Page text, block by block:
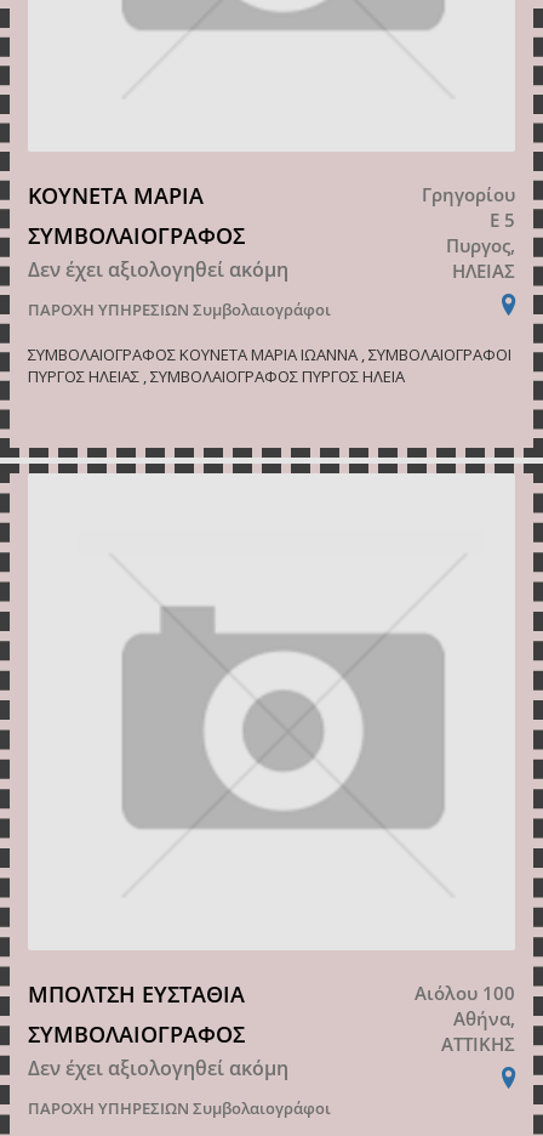
ΚΟΥΝΕΤΑ ΜΑΡΙΑ
ΣΥΜΒΟΛΑΙΟΓΡΑΦΟΣ
Δεν έχει αξιολογηθεί ακόμη
ΠΑΡΟΧΗ ΥΠΗΡΕΣΙΩΝ Συμβολαιογράφοι
Γρηγορίου
Ε 5
Πυργος,
ΗΛΕΙΑΣ
ΣΥΜΒΟΛΑΙΟΓΡΑΦΟΣ ΚΟΥΝΕΤΑ ΜΑΡΙΑ ΙΩΑΝΝΑ , ΣΥΜΒΟΛΑΙΟΓΡΑΦΟΙ
ΠΥΡΓΟΣ ΗΛΕΙΑΣ , ΣΥΜΒΟΛΑΙΟΓΡΑΦΟΣ ΠΥΡΓΟΣ ΗΛΕΙΑ
ΜΠΟΛΤΣΗ ΕΥΣΤΑΘΙΑ
ΣΥΜΒΟΛΑΙΟΓΡΑΦΟΣ
Δεν έχει αξιολογηθεί ακόμη
ΠΑΡΟΧΗ ΥΠΗΡΕΣΙΩΝ Συμβολαιογράφοι
Αιόλου 100
Αθήνα,
ΑΤΤΙΚΗΣ